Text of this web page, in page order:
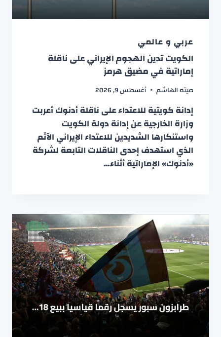
عربي و عالمي
الكويت تدين الهجوم الإيراني على ناقلة
إماراتية في مضيق هرمز
صيته الهاشم أغسطس 9, 2026
إدانة كويتية للاعتداء على ناقلة أدنوك أعربت
وزارة الخارجية عن إدانة دولة الكويت
واستنكارها الشديدين للاعتداء الإيراني الآثم
الذي استهدف إحدى الناقلات التابعة لشركة
«أدنوك» الإماراتية أثناء…